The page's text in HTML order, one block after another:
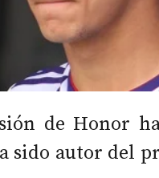
de Honor
sido autor del